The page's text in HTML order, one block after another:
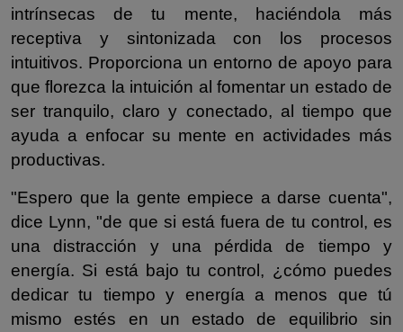
intrínsecas de tu mente, haciéndola más
receptiva y sintonizada con los procesos
intuitivos. Proporciona un entorno de apoyo para
que florezca la intuición al fomentar un estado de
ser tranquilo, claro y conectado, al tiempo que
ayuda a enfocar su mente en actividades más
productivas.
"Espero que la gente empiece a darse cuenta",
dice Lynn, "de que si está fuera de tu control, es
una distracción y una pérdida de tiempo y
energía. Si está bajo tu control, ¿cómo puedes
dedicar tu tiempo y energía a menos que tú
mismo estés en un estado de equilibrio sin